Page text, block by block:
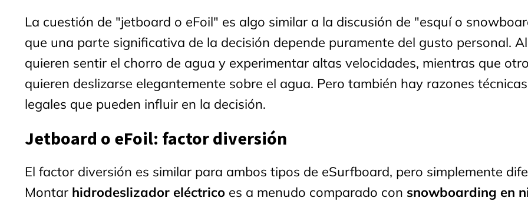
La cuestión de "jetboard o eFoil" es algo similar a la discusión de "esquí o
que una parte significativa de la decisión depende puramente del gusto personal.
quieren sentir el chorro de agua y experimentar altas velocidades, mientras que
quieren deslizarse elegantemente sobre el agua. Pero también hay razones
legales que pueden influir en la decisión.
Jetboard o eFoil: factor diversión
El factor diversión es similar para ambos tipos de eSurfboard, pero simplemente
Montar hidrodeslizador eléctrico es a menudo comparado con snowboarding en